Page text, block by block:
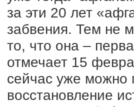
за эти 20 лет
забвения. Тем не
то, что она –
отмечает 15
сейчас уже можно
восстановление